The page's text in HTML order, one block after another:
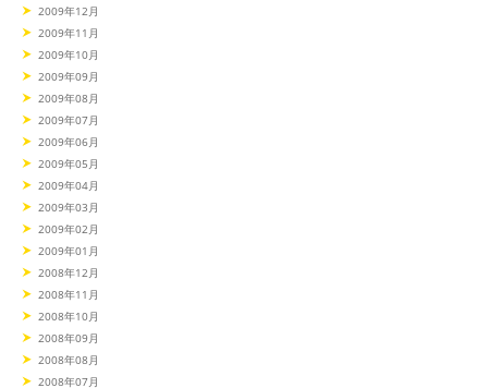
2009年12月
2009年11月
2009年10月
2009年09月
2009年08月
2009年07月
2009年06月
2009年05月
2009年04月
2009年03月
2009年02月
2009年01月
2008年12月
2008年11月
2008年10月
2008年09月
2008年08月
2008年07月